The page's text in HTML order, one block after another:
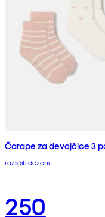
Čarape za devojčice 3
različiti dezeni
250